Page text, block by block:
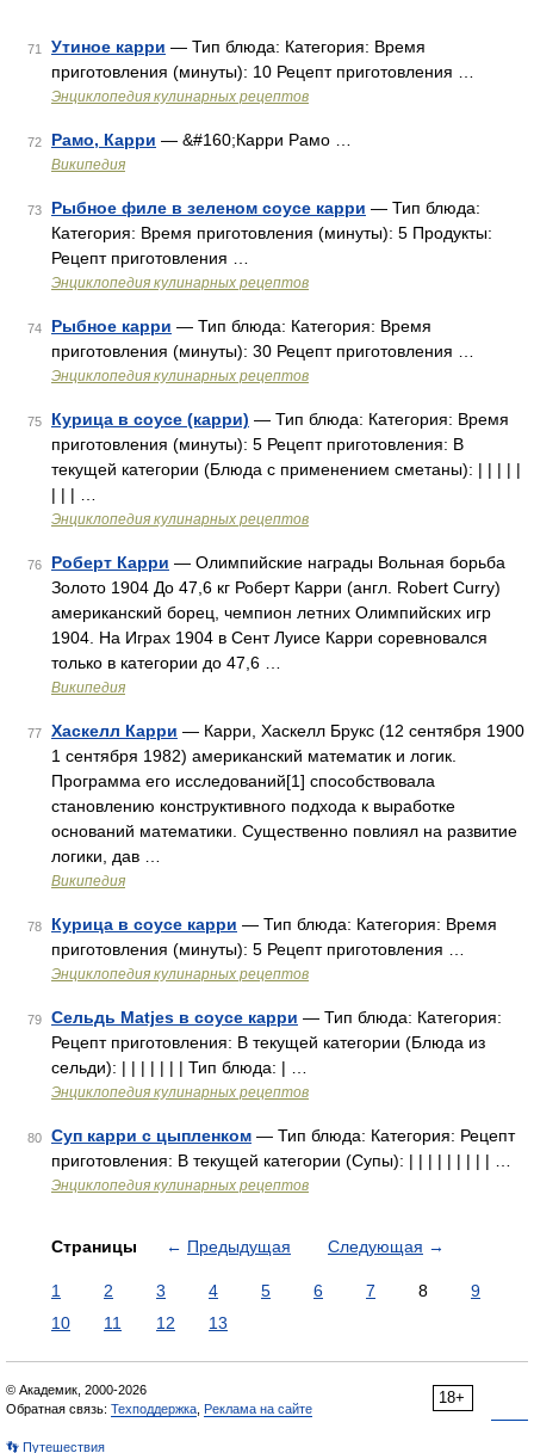
71 Утиное карри — Тип блюда: Категория: Время
приготовления (минуты): 10 Рецепт приготовления …
Энциклопедия кулинарных рецептов
72 Рамо, Карри — &#160;Карри Рамо …
Википедия
73 Рыбное филе в зеленом соусе карри — Тип блюда:
Категория: Время приготовления (минуты): 5 Продукты:
Рецепт приготовления …
Энциклопедия кулинарных рецептов
74 Рыбное карри — Тип блюда: Категория: Время
приготовления (минуты): 30 Рецепт приготовления …
Энциклопедия кулинарных рецептов
75 Курица в соусе (карри) — Тип блюда: Категория: Время
приготовления (минуты): 5 Рецепт приготовления: В
текущей категории (Блюда с применением сметаны): | | | | |
| | | …
Энциклопедия кулинарных рецептов
76 Роберт Карри — Олимпийские награды Вольная борьба
Золото 1904 До 47,6 кг Роберт Карри (англ. Robert Curry)
американский борец, чемпион летних Олимпийских игр
1904. На Играх 1904 в Сент Луисе Карри соревновался
только в категории до 47,6 …
Википедия
77 Хаскелл Карри — Карри, Хаскелл Брукс (12 сентября 1900
1 сентября 1982) американский математик и логик.
Программа его исследований[1] способствовала
становлению конструктивного подхода к выработке
оснований математики. Существенно повлиял на развитие
логики, дав …
Википедия
78 Курица в соусе карри — Тип блюда: Категория: Время
приготовления (минуты): 5 Рецепт приготовления …
Энциклопедия кулинарных рецептов
79 Сельдь Matjes в соусе карри — Тип блюда: Категория:
Рецепт приготовления: В текущей категории (Блюда из
сельди): | | | | | | | Тип блюда: | …
Энциклопедия кулинарных рецептов
80 Суп карри с цыпленком — Тип блюда: Категория: Рецепт
приготовления: В текущей категории (Супы): | | | | | | | | | …
Энциклопедия кулинарных рецептов
Страницы ← Предыдущая Следующая →
1 2 3 4 5 6 7 8
9
10
11 12 13
18+
© Академик, 2000-2026
Обратная связь: Техподдержка Реклама на сайте
👣 Путешествия